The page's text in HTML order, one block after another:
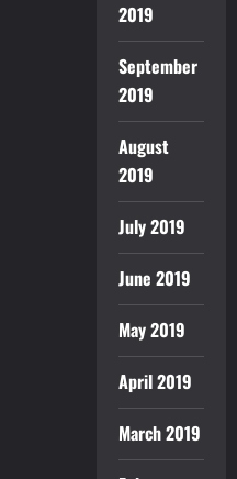
2019
September
2019
August
2019
July 2019
June 2019
May 2019
April 2019
March 2019